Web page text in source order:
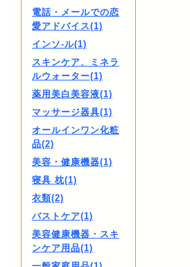
電話・メールでの恋
愛アドバイス(1)
インソ-ル(1)
スキンケア、ミネラ
ルウォーター(1)
薬用美白美容液(1)
マッサージ器具(1)
オールインワン化粧
品(2)
美容・健康機器(1)
寝具 枕(1)
衣類(2)
バストケア(1)
美容健康機器・スキ
ンケア用品(1)